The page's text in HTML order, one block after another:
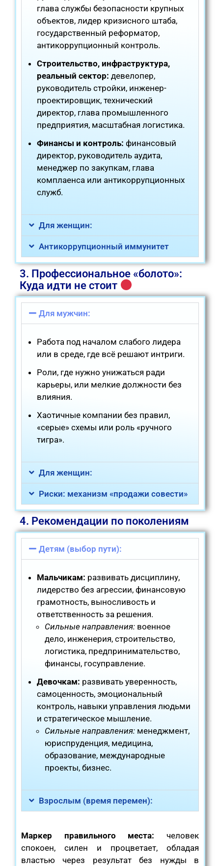
глава службы безопасности крупных
объектов, лидер кризисного штаба,
государственный реформатор,
антикоррупционный контроль.
Строительство, инфраструктура,
реальный сектор: девелопер,
руководитель стройки, инженер-
проектировщик, технический
директор, глава промышленного
предприятия, масштабная логистика.
Финансы и контроль: финансовый
директор, руководитель аудита,
менеджер по закупкам, глава
комплаенса или антикоррупционных
служб.
Для женщин:
Антикоррупционный иммунитет
3. Профессиональное «болото»:
Куда идти не стоит
Для мужчин:
Работа под началом слабого лидера
или в среде, где всё решают интриги.
Роли, где нужно унижаться ради
карьеры, или мелкие должности без
влияния.
Хаотичные компании без правил,
«серые» схемы или роль «ручного
тигра».
Для женщин:
Риски: механизм «продажи совести»
4. Рекомендации по поколениям
Детям (выбор пути):
Мальчикам: развивать дисциплину,
лидерство без агрессии, финансовую
грамотность, выносливость и
ответственность за решения.
Сильные направления: военное
дело, инженерия, строительство,
логистика, предпринимательство,
финансы, госуправление.
Девочкам: развивать уверенность,
самоценность, эмоциональный
контроль, навыки управления людьми
и стратегическое мышление.
Сильные направления: менеджмент,
юриспруденция, медицина,
образование, международные
проекты, бизнес.
Взрослым (время перемен):
Маркер правильного места: человек
спокоен, силен и процветает, обладая
властью через результат без нужды в